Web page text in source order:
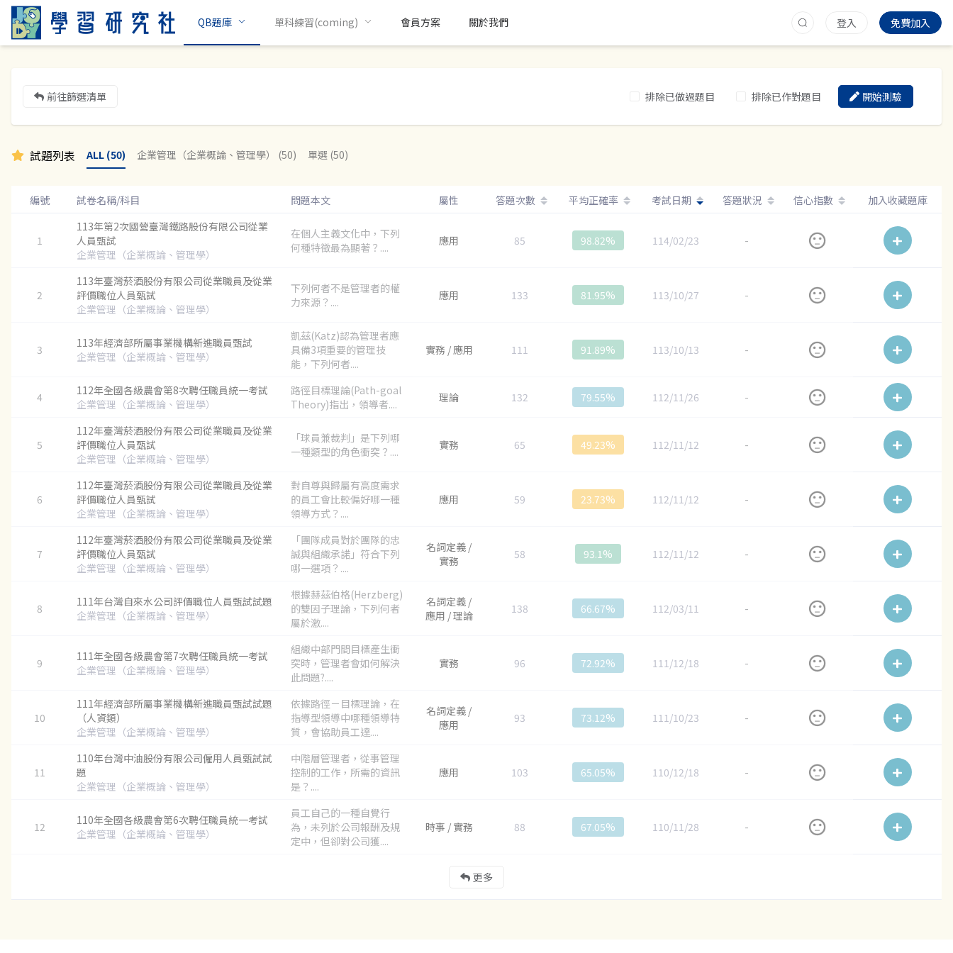
QB題庫 單科練習(coming) 會員方案 關於我們 登入 免費加入
前往篩選清單 排除已做過題目 排除已作對題目 開始測驗
試題列表 ALL (50) 企業管理（企業概論、管理學） (50) 單選 (50)
編號 試卷名稱/科目 問題本文 屬性 答題次數 平均正確率 考試日期 答題狀況 信心指數 加入收藏題庫
1
113年第2次國營臺灣鐵路股份有限公司從業
人員甄試
企業管理（企業概論、管理學）
在個人主義文化中，下列
何種特徵最為顯著？....
應用 85 98.82% 114/02/23 -
2
113年臺灣菸酒股份有限公司從業職員及從業
評價職位人員甄試
企業管理（企業概論、管理學）
下列何者不是管理者的權
力來源？....
應用 133 81.95% 113/10/27 -
3
113年經濟部所屬事業機構新進職員甄試
企業管理（企業概論、管理學）
凱茲(Katz)認為管理者應
具備3項重要的管理技
能，下列何者....
實務 / 應用 111 91.89% 113/10/13 -
4
112年全國各級農會第8次聘任職員統一考試
企業管理（企業概論、管理學）
路徑目標理論(Path-goal
Theory)指出，領導者....
理論 132 79.55% 112/11/26 -
5
112年臺灣菸酒股份有限公司從業職員及從業
評價職位人員甄試
企業管理（企業概論、管理學）
「球員兼裁判」是下列哪
一種類型的角色衝突？....
實務 65 49.23% 112/11/12 -
6
112年臺灣菸酒股份有限公司從業職員及從業
評價職位人員甄試
企業管理（企業概論、管理學）
對自尊與歸屬有高度需求
的員工會比較偏好哪一種
領導方式？....
應用 59 23.73% 112/11/12 -
7
112年臺灣菸酒股份有限公司從業職員及從業
評價職位人員甄試
企業管理（企業概論、管理學）
「團隊成員對於團隊的忠
誠與組織承諾」符合下列
哪一選項？....
名詞定義 /
實務
58 93.1% 112/11/12 -
8
111年台灣自來水公司評價職位人員甄試試題
企業管理（企業概論、管理學）
根據赫茲伯格(Herzberg)
的雙因子理論，下列何者
屬於激....
名詞定義 /
應用 / 理論
138 66.67% 112/03/11 -
9
111年全國各級農會第7次聘任職員統一考試
企業管理（企業概論、管理學）
組織中部門間目標產生衝
突時，管理者會如何解決
此問題?....
實務 96 72.92% 111/12/18 -
10
111年經濟部所屬事業機構新進職員甄試試題
（人資類）
企業管理（企業概論、管理學）
依據路徑－目標理論，在
指導型領導中哪種領導特
質，會協助員工達....
名詞定義 /
應用
93 73.12% 111/10/23 -
11
110年台灣中油股份有限公司僱用人員甄試試
題
企業管理（企業概論、管理學）
中階層管理者，從事管理
控制的工作，所需的資訊
是？....
應用 103 65.05% 110/12/18 -
12
110年全國各級農會第6次聘任職員統一考試
企業管理（企業概論、管理學）
員工自己的一種自覺行
為，未列於公司報酬及規
定中，但卻對公司獲....
時事 / 實務 88 67.05% 110/11/28 -
更多